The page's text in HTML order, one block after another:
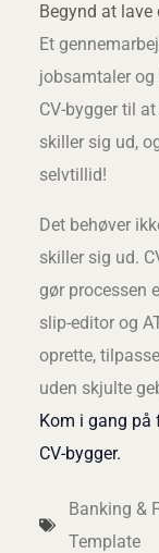
Begynd at lave
Et
jobsamtaler og
CV-bygger til
skiller sig ud,
selvtillid!
Det behøver
skiller sig ud.
gør processen
slip-editor og
oprette,
uden skjulte
Kom i gang på
CV-bygger.
Banking &
Template